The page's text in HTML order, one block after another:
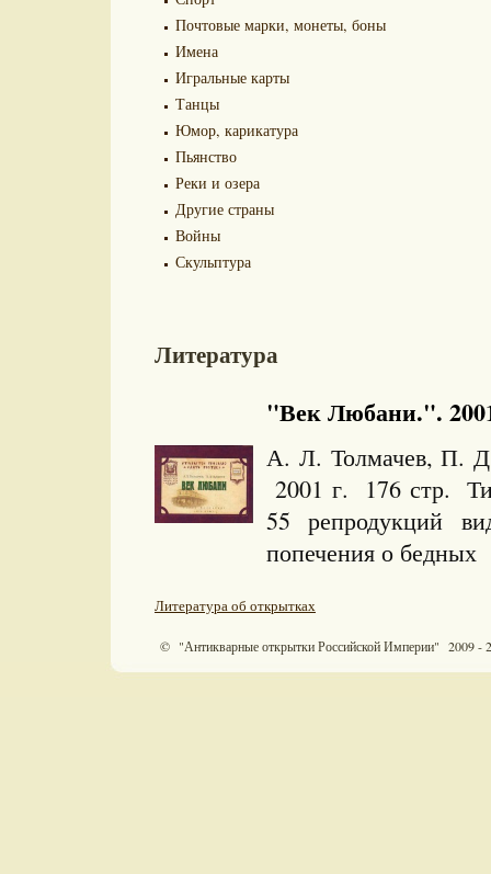
Почтовые марки, монеты, боны
Имена
Игральные карты
Танцы
Юмор, карикатура
Пьянство
Реки и озера
Другие страны
Войны
Скульптура
Литература
"Век Любани.".
А. Л. Толмачев, П.
2001 г. 176 стр.
55 репродукций
попечения о
Литература об открытках
© "Антикварные открытки Российской Империи" 2009 -